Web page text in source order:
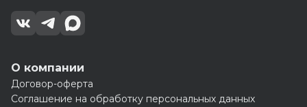
О компании
Договор-оферта
Соглашение на обработку персональных данных